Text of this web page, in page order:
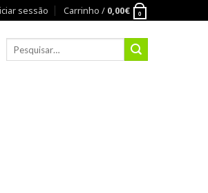
sessão Carrinho / 0,00€ 0